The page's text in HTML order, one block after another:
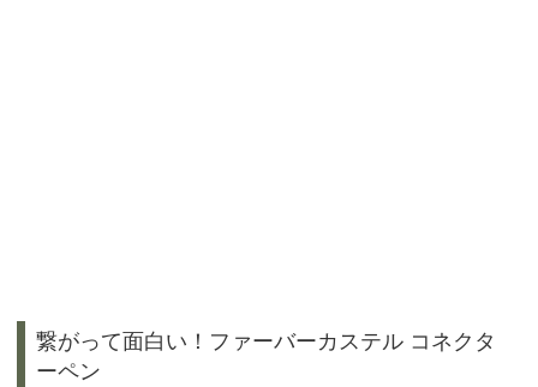
繋がって面白い！ファーバーカステル コネクタ
ーペン